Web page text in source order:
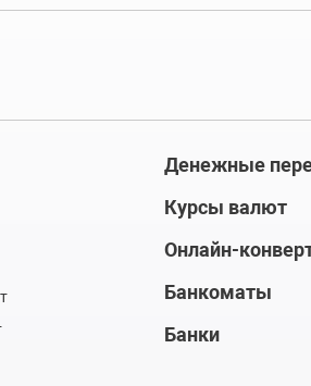
Денежные
Курсы валют
Онлайн-
Банкоматы
Банки